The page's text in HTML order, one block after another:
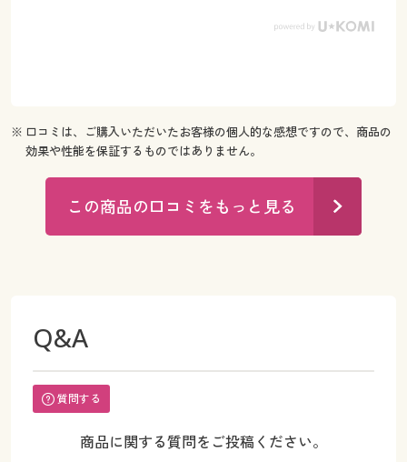
※ 口コミは、ご購入いただいたお客様の個人的な感想ですので、商品の
効果や性能を保証するものではありません。
この商品の口コミをもっと見る
Q&A
質問する
商品に関する質問をご投稿ください。